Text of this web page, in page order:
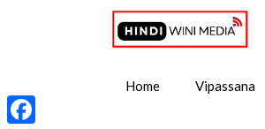
Home Vipassana